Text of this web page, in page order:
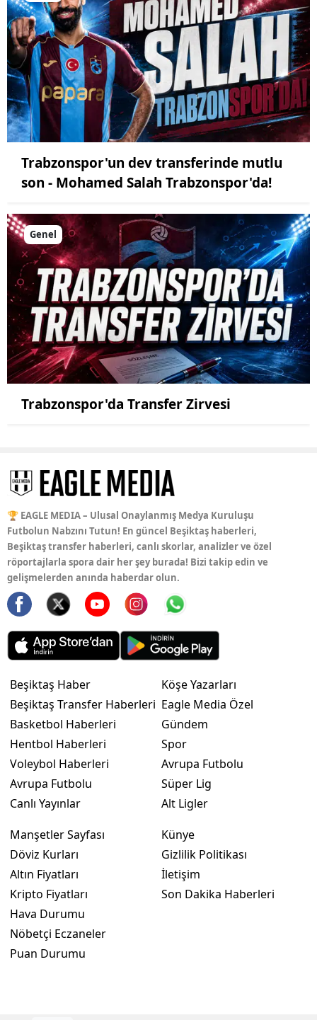
Trabzonspor'un dev transferinde mutlu
son - Mohamed Salah Trabzonspor'da!
Genel
Trabzonspor'da Transfer Zirvesi
🏆 EAGLE MEDIA – Ulusal Onaylanmış Medya Kuruluşu
Futbolun Nabzını Tutun! En güncel Beşiktaş haberleri,
Beşiktaş transfer haberleri, canlı skorlar, analizler ve özel
röportajlarla spora dair her şey burada! Bizi takip edin ve
gelişmelerden anında haberdar olun.
Beşiktaş Haber
Beşiktaş Transfer Haberleri
Basketbol Haberleri
Hentbol Haberleri
Voleybol Haberleri
Avrupa Futbolu
Canlı Yayınlar
Köşe Yazarları
Eagle Media Özel
Gündem
Spor
Avrupa Futbolu
Süper Lig
Alt Ligler
Manşetler Sayfası
Döviz Kurları
Altın Fiyatları
Kripto Fiyatları
Hava Durumu
Nöbetçi Eczaneler
Puan Durumu
Künye
Gizlilik Politikası
İletişim
Son Dakika Haberleri